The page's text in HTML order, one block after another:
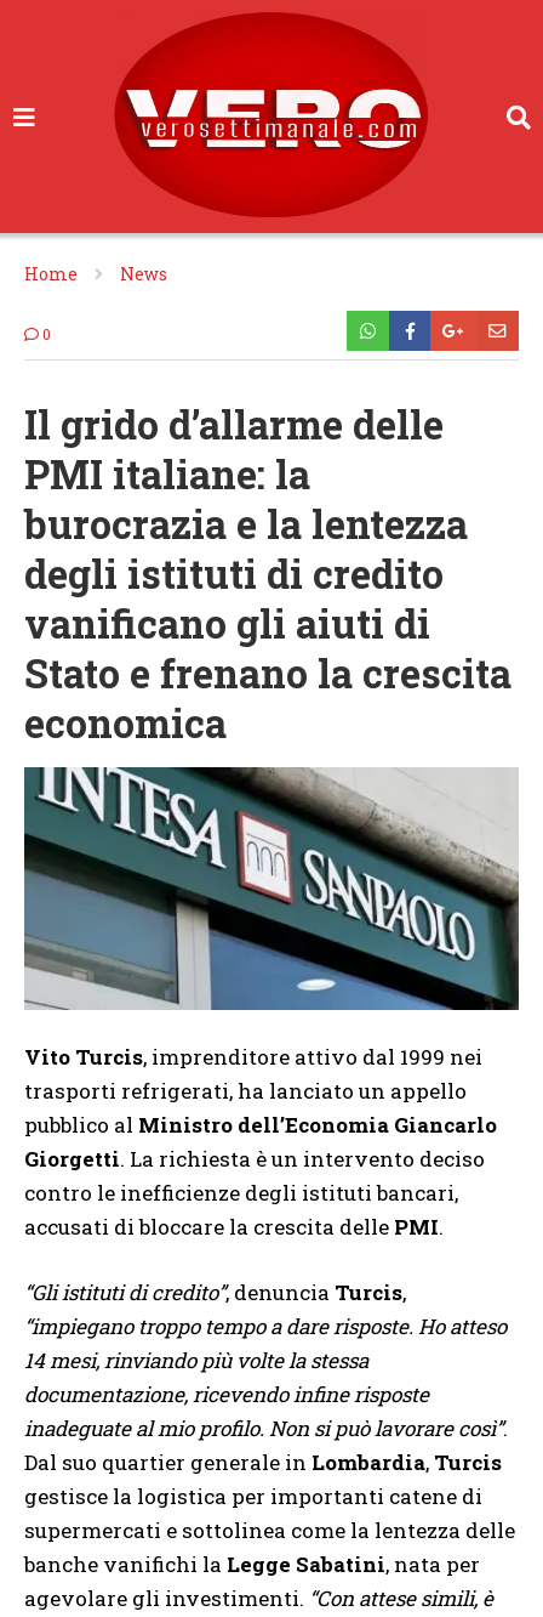
Home News
0
Il grido d’allarme delle
PMI italiane: la
burocrazia e la lentezza
degli istituti di credito
vanificano gli aiuti di
Stato e frenano la crescita
economica
Vito Turcis, imprenditore attivo dal 1999 nei
trasporti refrigerati, ha lanciato un appello
pubblico al Ministro dell’Economia Giancarlo
Giorgetti. La richiesta è un intervento deciso
contro le inefficienze degli istituti bancari,
accusati di bloccare la crescita delle PMI.
“Gli istituti di credito”, denuncia Turcis,
“impiegano troppo tempo a dare risposte. Ho atteso
14 mesi, rinviando più volte la stessa
documentazione, ricevendo infine risposte
inadeguate al mio profilo. Non si può lavorare così”.
Dal suo quartier generale in Lombardia, Turcis
gestisce la logistica per importanti catene di
supermercati e sottolinea come la lentezza delle
banche vanifichi la Legge Sabatini, nata per
agevolare gli investimenti. “Con attese simili, è